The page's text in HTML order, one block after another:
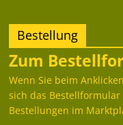
Bestellung
Zum
Wenn Sie beim
sich das
Bestellungen im